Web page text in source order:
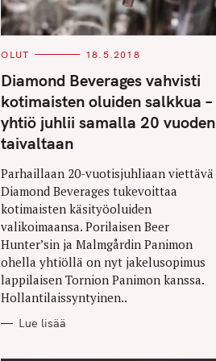
C
T
E
G
O
I
E
S
OLUT 18.5.2018
Diamond Beverages vahvisti
kotimaisten oluiden salkkua –
yhtiö juhlii samalla 20 vuoden
taivaltaan
Parhaillaan 20-vuotisjuhliaan viettävä
Diamond Beverages tukevoittaa
kotimaisten käsityöoluiden
valikoimaansa. Porilaisen Beer
Hunter’sin ja Malmgårdin Panimon
ohella yhtiöllä on nyt jakelusopimus
lappilaisen Tornion Panimon kanssa.
Hollantilaissyntyinen..
Lue lisää